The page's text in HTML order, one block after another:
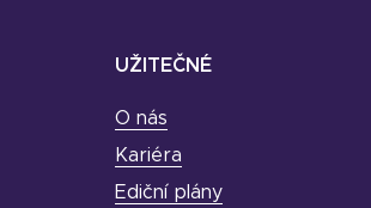
UŽITEČNÉ
O nás
Kariéra
Ediční plány